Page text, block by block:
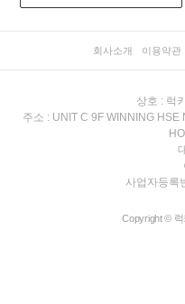
회사소개 이용약관
상호 : 럭
주소 : UNIT C 9F WINNING
사업자등록
Copyright © 럭